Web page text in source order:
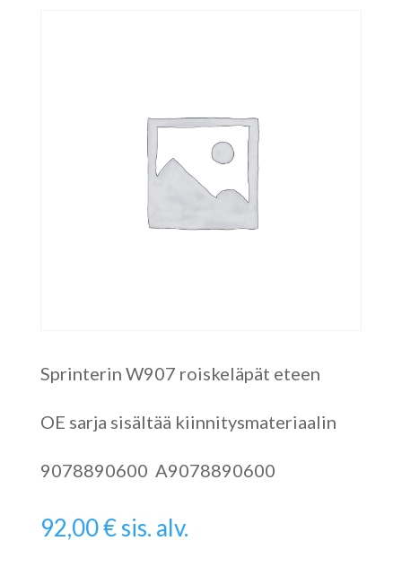
Sprinterin W907 roiskeläpät eteen
OE sarja sisältää kiinnitysmateriaalin
9078890600 A9078890600
92,00€sis. alv.